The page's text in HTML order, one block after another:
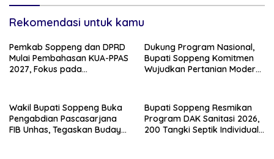
Rekomendasi untuk kamu
Pemkab Soppeng dan DPRD
Mulai Pembahasan KUA-PPAS
2027, Fokus pada
Dukung Program Nasional,
Bupati Soppeng Komitmen
Wujudkan Pertanian Modern
Wakil Bupati Soppeng Buka
Pengabdian Pascasarjana
FIB Unhas, Tegaskan Budaya
Bupati Soppeng Resmikan
Program DAK Sanitasi 2026,
200 Tangki Septik Individual